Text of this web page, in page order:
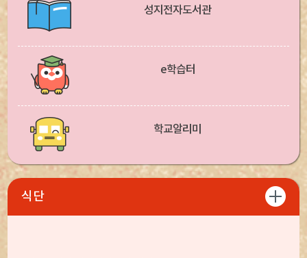
성지전자도서관
e학습터
학교알리미
식단